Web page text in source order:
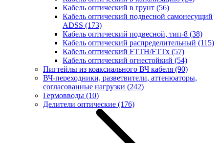
Кабель оптический в грунт (56)
Кабель оптический подвесной самонесущий
ADSS (173)
Кабель оптический подвесной, тип-8 (38)
Кабель оптический распределительный (115)
Кабель оптический FTTH/FTTx (57)
Кабель оптический огнестойкий (54)
Пигтейлы из коаксиального ВЧ кабеля (90)
ВЧ-переходники, разветвители, аттенюаторы,
согласованные нагрузки (242)
Гермовводы (10)
Делители оптические (176)